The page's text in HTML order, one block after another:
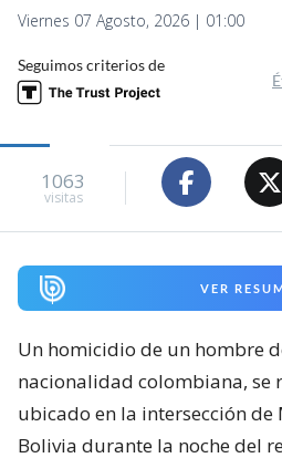
Viernes 07 Agosto, 2026 | 01:00
Seguimos criterios de
1063
visitas
VER
Un homicidio de un hombre
nacionalidad colombiana, se
ubicado en la intersección de
Bolivia durante la noche del